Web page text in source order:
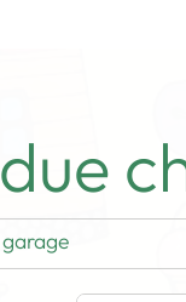
due
garage